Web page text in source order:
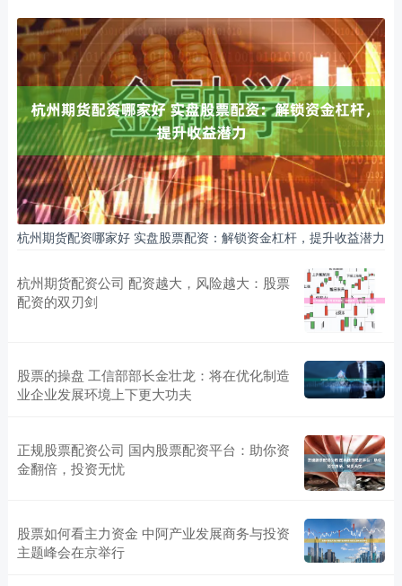
杭州期货配资哪家好 实盘股票配资：解锁资金杠杆，提升收益潜力
杭州期货配资公司 配资越大，风险越大：股票
配资的双刃剑
股票的操盘 工信部部长金壮龙：将在优化制造
业企业发展环境上下更大功夫
正规股票配资公司 国内股票配资平台：助你资
金翻倍，投资无忧
股票如何看主力资金 中阿产业发展商务与投资
主题峰会在京举行